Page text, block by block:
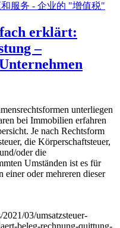
erklärt:
–
unterliegen
bei Immobilien erfahren
Je nach Rechtsform
die Körperschaftsteuer,
oder die
Umständen ist es für
oder mehreren dieser
03/umsatzsteuer-
beleg-rechnung-quittung-